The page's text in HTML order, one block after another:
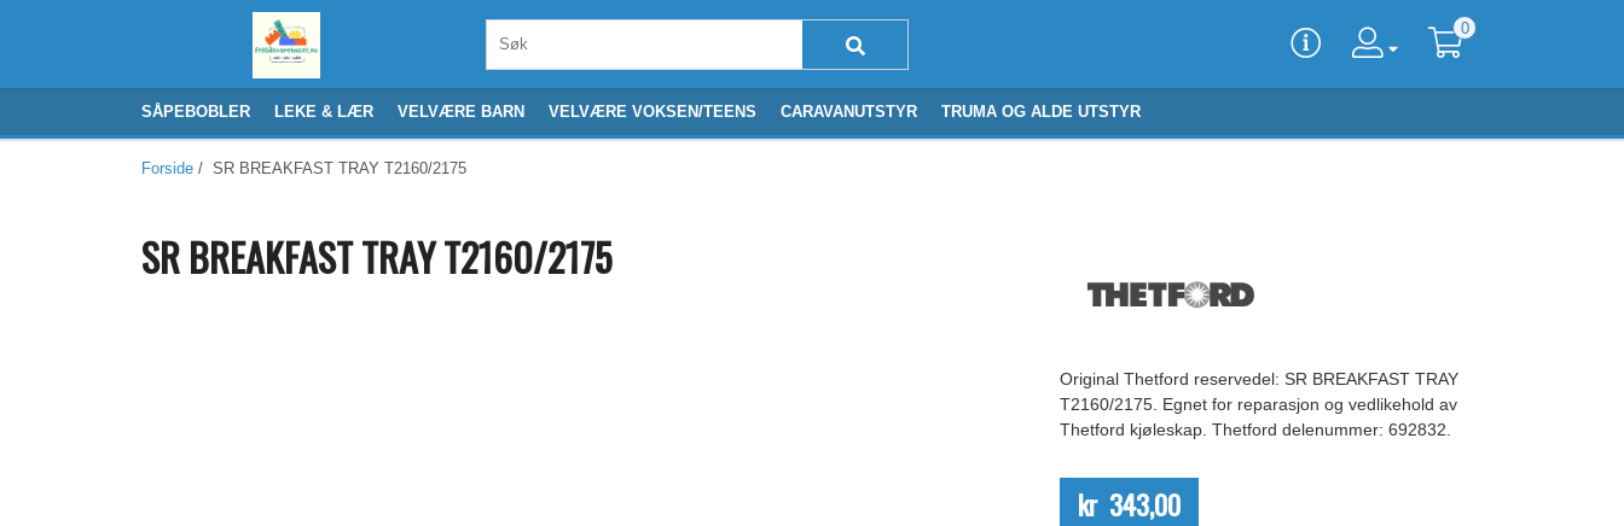
0
SÅPEBOBLER LEKE & LÆR VELVÆRE BARN VELVÆRE VOKSEN/TEENS CARAVANUTSTYR TRUMA OG ALDE UTSTYR
Forside / SR BREAKFAST TRAY T2160/2175
SR BREAKFAST TRAY T2160/2175
Original Thetford reservedel: SR BREAKFAST TRAY
T2160/2175. Egnet for reparasjon og vedlikehold av
Thetford kjøleskap. Thetford delenummer: 692832.
kr 343,00